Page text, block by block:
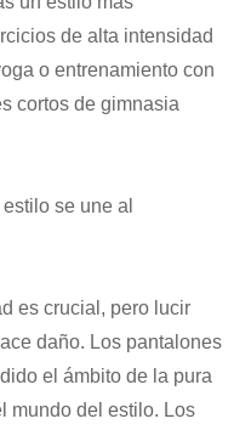
de alta intensidad
o entrenamiento con
cortos de gimnasia
se une al
es crucial, pero lucir
daño. Los pantalones
el ámbito de la pura
mundo del estilo. Los